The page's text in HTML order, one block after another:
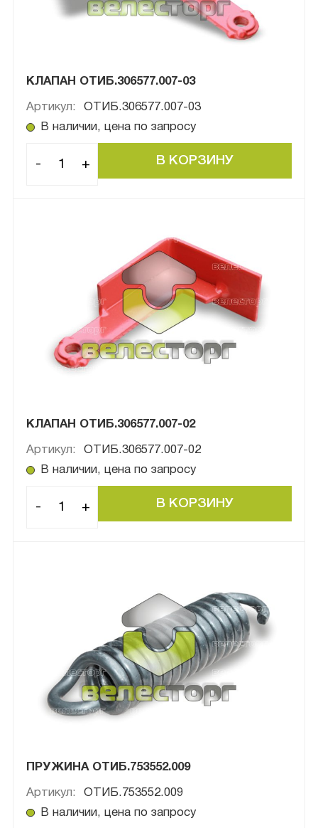
КЛАПАН ОТИБ.306577.007-03
Артикул:
ОТИБ.306577.007-03
В наличии, цена по запросу
- +
КЛАПАН ОТИБ.306577.007-02
Артикул:
ОТИБ.306577.007-02
В наличии, цена по запросу
- +
ПРУЖИНА ОТИБ.753552.009
Артикул:
ОТИБ.753552.009
В наличии, цена по запросу